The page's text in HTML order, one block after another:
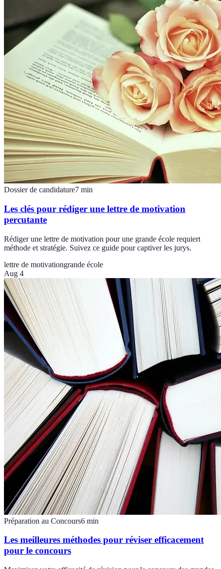
Dossier de candidature7 min
Les clés pour rédiger une lettre de motivation
percutante
Rédiger une lettre de motivation pour une grande école requiert
méthode et stratégie. Suivez ce guide pour captiver les jurys.
lettre de motivationgrande école
Aug 4
Préparation au Concours6 min
Les meilleures méthodes pour réviser efficacement
pour le concours